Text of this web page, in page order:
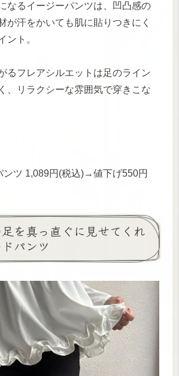
なるイージーパンツは、凹凸感の
が汗をかいても肌に貼りつきにく
ント。
るフレアシルエットは足のライン
、リラクシーな雰囲気で穿きこな
ンツ 1,089円(税込)→値下げ550円
を真っ直ぐに見せてくれ
パンツ